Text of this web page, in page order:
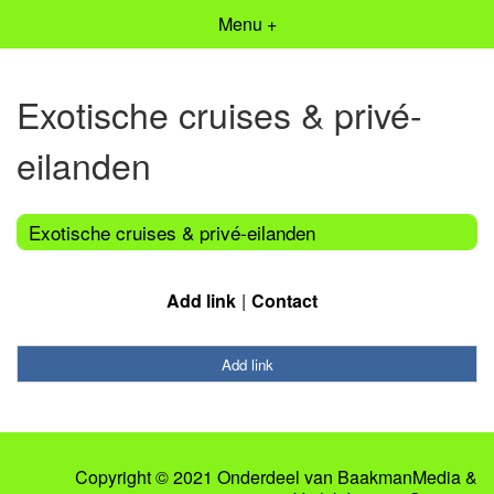
Menu +
Exotische cruises & privé-
eilanden
Exotische cruises & privé-eilanden
Add link Contact
Add link
Copyright © 2021 Onderdeel van BaakmanMedia&